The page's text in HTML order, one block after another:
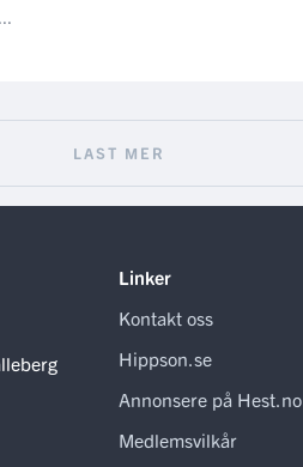
LAST MER
Linker
Kontakt oss
Hippson.se
Annonsere på Hest.no
Medlemsvilkår